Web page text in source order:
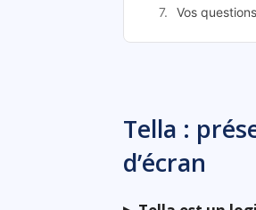
Vos
Tella :
d’écran